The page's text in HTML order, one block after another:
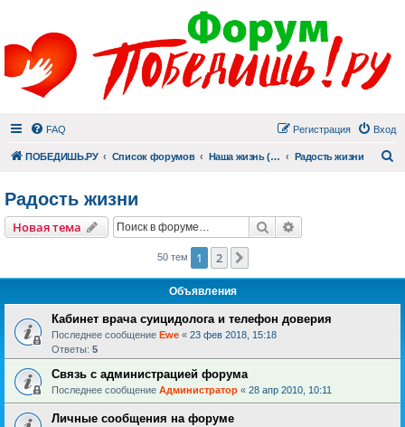
FAQ Вход
Регистрация
ПОБЕДИШЬ.РУ Список форумов Наша жизнь (не всё же о суициде!) Радость жизни
Радость жизни
Новая тема Поиск
50 тем 1 2
Объявления
Кабинет врача суицидолога и телефон доверия
Последнее сообщение Ewe « 23 фев 2018, 15:18
Ответы: 5
Связь с администрацией форума
Последнее сообщение Администратор « 28 апр 2010, 10:11
Личные сообщения на форуме